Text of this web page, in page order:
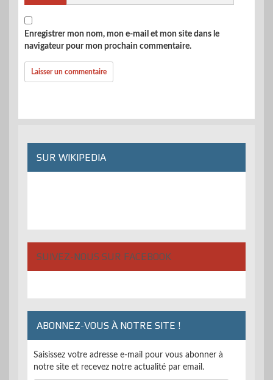
Enregistrer mon nom, mon e-mail et mon site dans le
navigateur pour mon prochain commentaire.
SUR WIKIPEDIA
SUIVEZ-NOUS SUR FACEBOOK
ABONNEZ-VOUS À NOTRE SITE !
Saisissez votre adresse e-mail pour vous abonner à
notre site et recevez notre actualité par email.